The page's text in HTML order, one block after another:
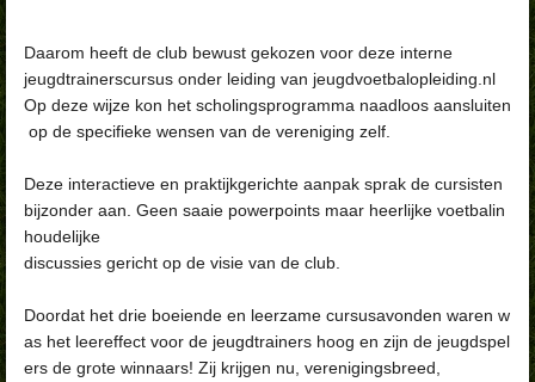
Daarom heeft de club bewust gekozen voor deze interne
jeugdtrainerscursus onder leiding van jeugdvoetbalopleiding.nl
Op deze wijze kon het scholingsprogramma naadloos aansluiten
op de specifieke wensen van de vereniging zelf.
Deze interactieve en praktijkgerichte aanpak sprak de cursisten
bijzonder aan. Geen saaie powerpoints maar heerlijke voetbalin
houdelijke
discussies gericht op de visie van de club.
Doordat het drie boeiende en leerzame cursusavonden waren w
as het leereffect voor de jeugdtrainers hoog en zijn de jeugdspel
ers de grote winnaars! Zij krijgen nu, verenigingsbreed,